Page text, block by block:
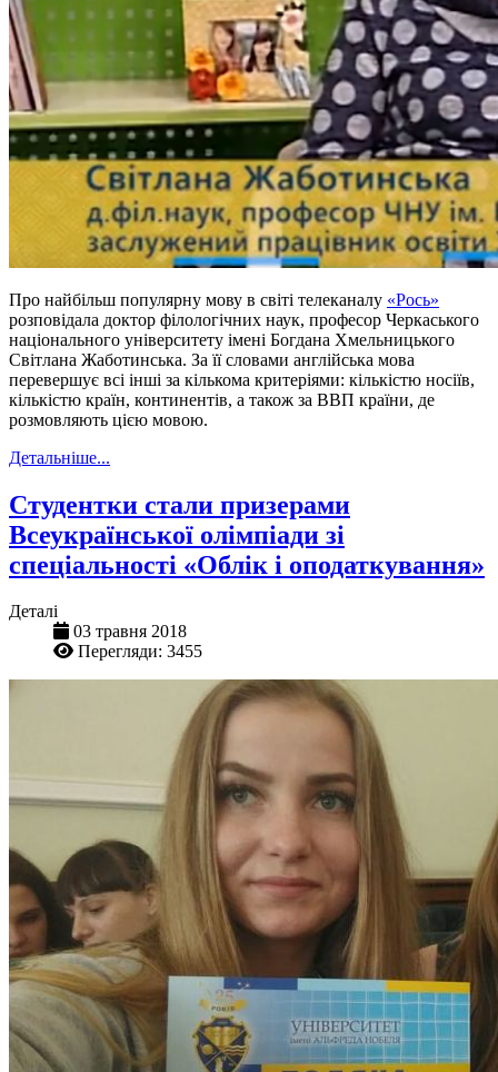
Про найбільш популярну мову в світі телеканалу «Рось»
розповідала доктор філологічних наук, професор Черкаського
національного університету імені Богдана Хмельницького
Світлана Жаботинська. За її словами англійська мова
перевершує всі інші за кількома критеріями: кількістю носіїв,
кількістю країн, континентів, а також за ВВП країни, де
розмовляють цією мовою.
Детальніше...
Студентки стали призерами
Всеукраїнської олімпіади зі
спеціальності «Облік і оподаткування»
Деталі
03 травня 2018
Перегляди: 3455